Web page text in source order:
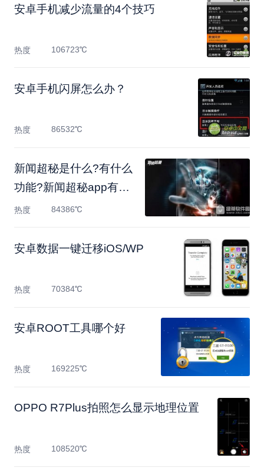
安卓手机减少流量的4个技巧
热度 106723℃
安卓手机闪屏怎么办？
热度 86532℃
新闻超秘是什么?有什么
功能?新闻超秘app有什
么用
热度 84386℃
安卓数据一键迁移iOS/WP
热度 70384℃
安卓ROOT工具哪个好
热度 169225℃
OPPO R7Plus拍照怎么显示地理位置
热度 108520℃